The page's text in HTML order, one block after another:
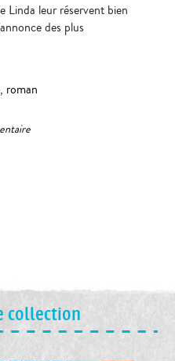
Linda leur réservent bien
des plus
, roman
collection